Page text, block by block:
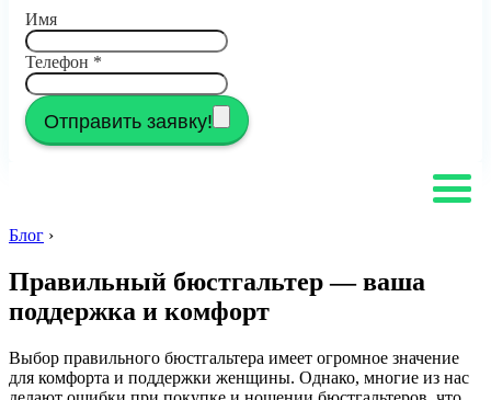
Имя
Телефон *
Отправить заявку!
Блог ›
Правильный бюстгальтер — ваша
поддержка и комфорт
Выбор правильного бюстгальтера имеет огромное значение
для комфорта и поддержки женщины. Однако, многие из нас